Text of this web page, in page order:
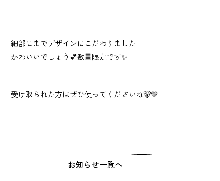
細部にまでデザインにこだわりました
かわいいでしょう💕数量限定です✨
受け取られた方はぜひ使ってくださいね🐻💛
お知らせ一覧へ